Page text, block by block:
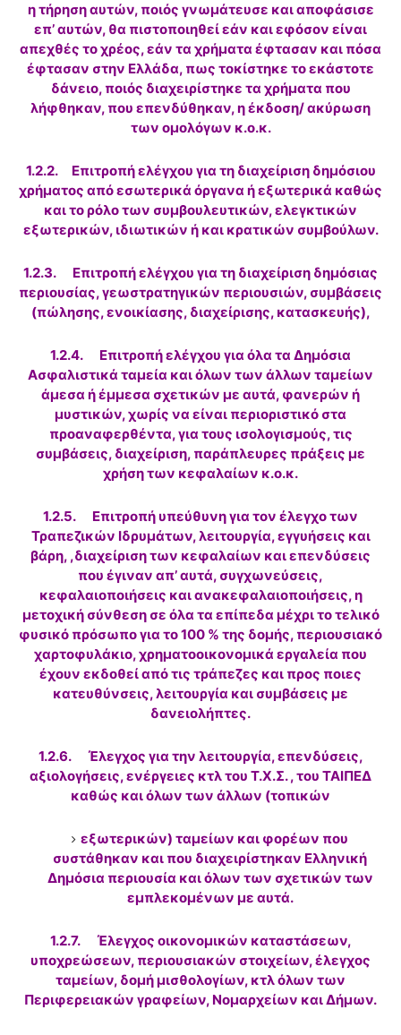
η τήρηση αυτών, ποιός γνωμάτευσε και αποφάσισε
επ’ αυτών, θα πιστοποιηθεί εάν και εφόσον είναι
απεχθές το χρέος, εάν τα χρήματα έφτασαν και πόσα
έφτασαν στην Ελλάδα, πως τοκίστηκε το εκάστοτε
δάνειο, ποιός διαχειρίστηκε τα χρήματα που
λήφθηκαν, που επενδύθηκαν, η έκδοση/ ακύρωση
των ομολόγων κ.ο.κ.
1.2.2. Επιτροπή ελέγχου για τη διαχείριση δημόσιου
χρήματος από εσωτερικά όργανα ή εξωτερικά καθώς
και το ρόλο των συμβουλευτικών, ελεγκτικών
εξωτερικών, ιδιωτικών ή και κρατικών συμβούλων.
1.2.3. Επιτροπή ελέγχου για τη διαχείριση δημόσιας
περιουσίας, γεωστρατηγικών περιουσιών, συμβάσεις
(πώλησης, ενοικίασης, διαχείρισης, κατασκευής),
1.2.4. Επιτροπή ελέγχου για όλα τα Δημόσια
Ασφαλιστικά ταμεία και όλων των άλλων ταμείων
άμεσα ή έμμεσα σχετικών με αυτά, φανερών ή
μυστικών, χωρίς να είναι περιοριστικό στα
προαναφερθέντα, για τους ισολογισμούς, τις
συμβάσεις, διαχείριση, παράπλευρες πράξεις με
χρήση των κεφαλαίων κ.ο.κ.
1.2.5. Επιτροπή υπεύθυνη για τον έλεγχο των
Τραπεζικών Ιδρυμάτων, λειτουργία, εγγυήσεις και
βάρη, ,διαχείριση των κεφαλαίων και επενδύσεις
που έγιναν απ’ αυτά, συγχωνεύσεις,
κεφαλαιοποιήσεις και ανακεφαλαιοποιήσεις, η
μετοχική σύνθεση σε όλα τα επίπεδα μέχρι το τελικό
φυσικό πρόσωπο για το 100 % της δομής, περιουσιακό
χαρτοφυλάκιο, χρηματοοικονομικά εργαλεία που
έχουν εκδοθεί από τις τράπεζες και προς ποιες
κατευθύνσεις, λειτουργία και συμβάσεις με
δανειολήπτες.
1.2.6. Έλεγχος για την λειτουργία, επενδύσεις,
αξιολογήσεις, ενέργειες κτλ του Τ.Χ.Σ. , του ΤΑΙΠΕΔ
καθώς και όλων των άλλων (τοπικών
εξωτερικών) ταμείων και φορέων που
συστάθηκαν και που διαχειρίστηκαν Ελληνική
Δημόσια περιουσία και όλων των σχετικών των
εμπλεκομένων με αυτά.
1.2.7. Έλεγχος οικονομικών καταστάσεων,
υποχρεώσεων, περιουσιακών στοιχείων, έλεγχος
ταμείων, δομή μισθολογίων, κτλ όλων των
Περιφερειακών γραφείων, Νομαρχείων και Δήμων.